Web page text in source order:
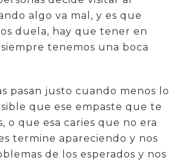
algo va mal, y es que
duela, hay que tener en
tenemos una boca
pasan justo cuando menos lo
que ese empaste que te
o que esa caries que no era
termine apareciendo y nos
de los esperados y nos